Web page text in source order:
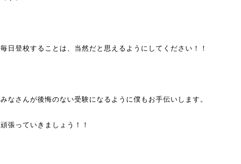
毎日登校することは、当然だと思えるようにしてください！！
みなさんが後悔のない受験になるように僕もお手伝いします。
頑張っていきましょう！！